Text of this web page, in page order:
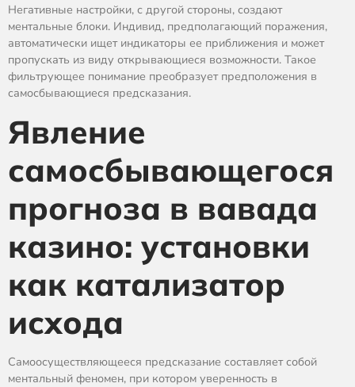
Негативные настройки, с другой стороны, создают
ментальные блоки. Индивид, предполагающий поражения,
автоматически ищет индикаторы ее приближения и может
пропускать из виду открывающиеся возможности. Такое
фильтрующее понимание преобразует предположения в
самосбывающиеся предсказания.
Явление
самосбывающегося
прогноза в вавада
казино: установки
как катализатор
исхода
Самоосуществляющееся предсказание составляет собой
ментальный феномен, при котором уверенность в